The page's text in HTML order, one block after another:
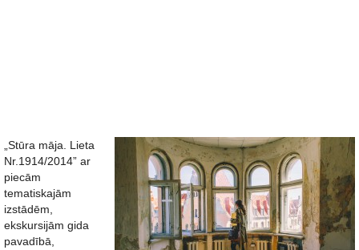
„Stūra māja. Lieta
Nr.1914/2014” ar
piecām
tematiskajām
izstādēm,
ekskursijām gida
pavadībā,